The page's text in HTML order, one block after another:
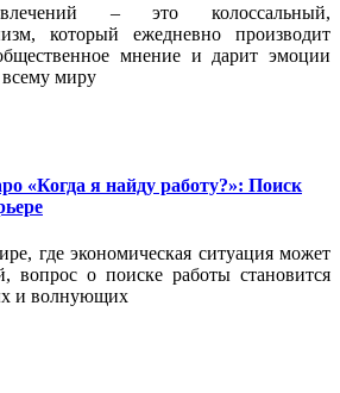
– это колоссальный,
который ежедневно производит
мнение и дарит эмоции
миру
«Когда я найду работу?»: Поиск
где экономическая ситуация может
вопрос о поиске работы становится
и волнующих